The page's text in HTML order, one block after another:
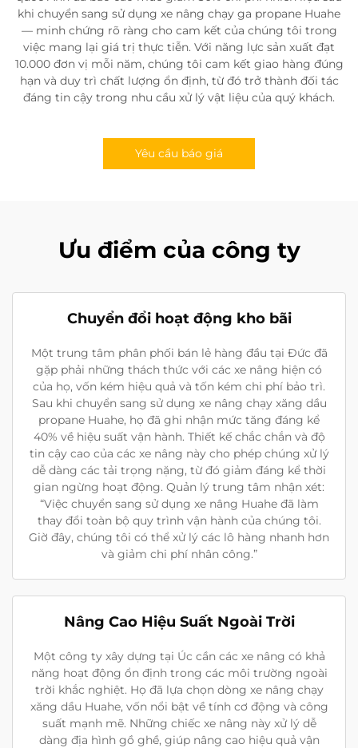
khi chuyển sang sử dụng xe nâng chạy ga propane Huahe
— minh chứng rõ ràng cho cam kết của chúng tôi trong
việc mang lại giá trị thực tiễn. Với năng lực sản xuất đạt
10.000 đơn vị mỗi năm, chúng tôi cam kết giao hàng đúng
hạn và duy trì chất lượng ổn định, từ đó trở thành đối tác
đáng tin cậy trong nhu cầu xử lý vật liệu của quý khách.
Yêu cầu báo giá
Ưu điểm của công ty
Chuyển đổi hoạt động kho bãi
Một trung tâm phân phối bán lẻ hàng đầu tại Đức đã
gặp phải những thách thức với các xe nâng hiện có
của họ, vốn kém hiệu quả và tốn kém chi phí bảo trì.
Sau khi chuyển sang sử dụng xe nâng chạy xăng dầu
propane Huahe, họ đã ghi nhận mức tăng đáng kể
40% về hiệu suất vận hành. Thiết kế chắc chắn và độ
tin cậy cao của các xe nâng này cho phép chúng xử lý
dễ dàng các tải trọng nặng, từ đó giảm đáng kể thời
gian ngừng hoạt động. Quản lý trung tâm nhận xét:
“Việc chuyển sang sử dụng xe nâng Huahe đã làm
thay đổi toàn bộ quy trình vận hành của chúng tôi.
Giờ đây, chúng tôi có thể xử lý các lô hàng nhanh hơn
và giảm chi phí nhân công.”
Nâng Cao Hiệu Suất Ngoài Trời
Một công ty xây dựng tại Úc cần các xe nâng có khả
năng hoạt động ổn định trong các môi trường ngoài
trời khắc nghiệt. Họ đã lựa chọn dòng xe nâng chạy
xăng dầu Huahe, vốn nổi bật về tính cơ động và công
suất mạnh mẽ. Những chiếc xe nâng này xử lý dễ
dàng địa hình gồ ghề, giúp nâng cao hiệu quả vận